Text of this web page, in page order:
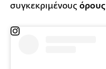
συγκεκριμένους όρους